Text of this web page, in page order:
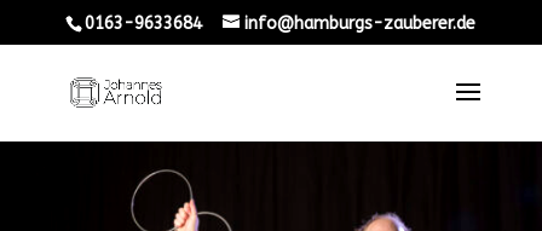
0163-9633684 info@hamburgs-zauberer.de